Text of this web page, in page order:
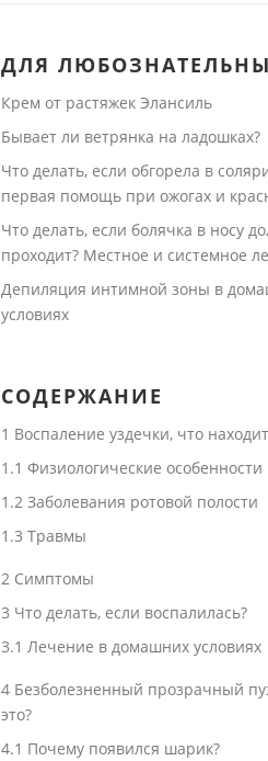
ДЛЯ
Крем от растяжек Элансиль
Бывает ли ветрянка на ладошках?
Что делать, если обгорела в
первая помощь при ожогах и
Что делать, если болячка в носу
проходит? Местное и системное
Депиляция интимной зоны в
условиях
СОДЕРЖАНИЕ
1 Воспаление уздечки, что
1.1 Физиологические особенности
1.2Заболевания ротовой полости
1.3 Травмы
2Симптомы
3 Что делать, если воспалилась?
3.1 Лечение в домашних условиях
4Безболезненный прозрачный
это?
4.1 Почему появился шарик?